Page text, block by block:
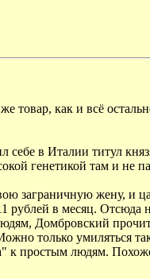
товар, как и всё
в Италии титул
генетикой там и
заграничную жену, и
рублей в месяц.
Домбровский
только умиляться
к простым людям.